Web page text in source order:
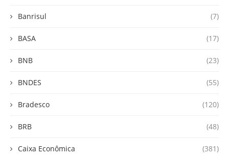
Banrisul (7)
BASA (17)
BNB (23)
BNDES (55)
Bradesco (120)
BRB (48)
Caixa Econômica (381)